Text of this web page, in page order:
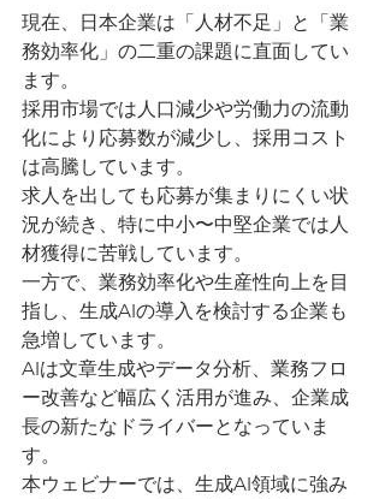
現在、日本企業は「人材不足」と「業
務効率化」の二重の課題に直面してい
ます。
採用市場では人口減少や労働力の流動
化により応募数が減少し、採用コスト
は高騰しています。
求人を出しても応募が集まりにくい状
況が続き、特に中小〜中堅企業では人
材獲得に苦戦しています。
一方で、業務効率化や生産性向上を目
指し、生成AIの導入を検討する企業も
急増しています。
AIは文章生成やデータ分析、業務フロ
ー改善など幅広く活用が進み、企業成
長の新たなドライバーとなっていま
す。
本ウェビナーでは、生成AI領域に強み